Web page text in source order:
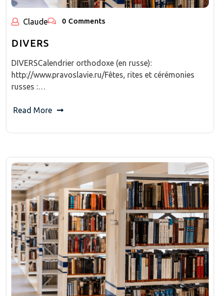
Claude 0 Comments
DIVERS
DIVERSCalendrier orthodoxe (en russe):
http://www.pravoslavie.ru/Fêtes, rites et cérémonies
russes :…
Read More